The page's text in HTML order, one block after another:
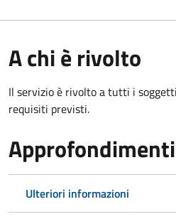
A chi è rivolto
Il servizio è rivolto a tutti i
requisiti previsti.
Approfondimenti
Ulteriori informazioni